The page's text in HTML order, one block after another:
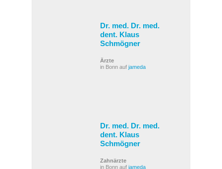
Dr. med. Dr. med.
dent. Klaus
Schmögner
Ärzte
in Bonn auf jameda
Dr. med. Dr. med.
dent. Klaus
Schmögner
Zahnärzte
in Bonn auf jameda